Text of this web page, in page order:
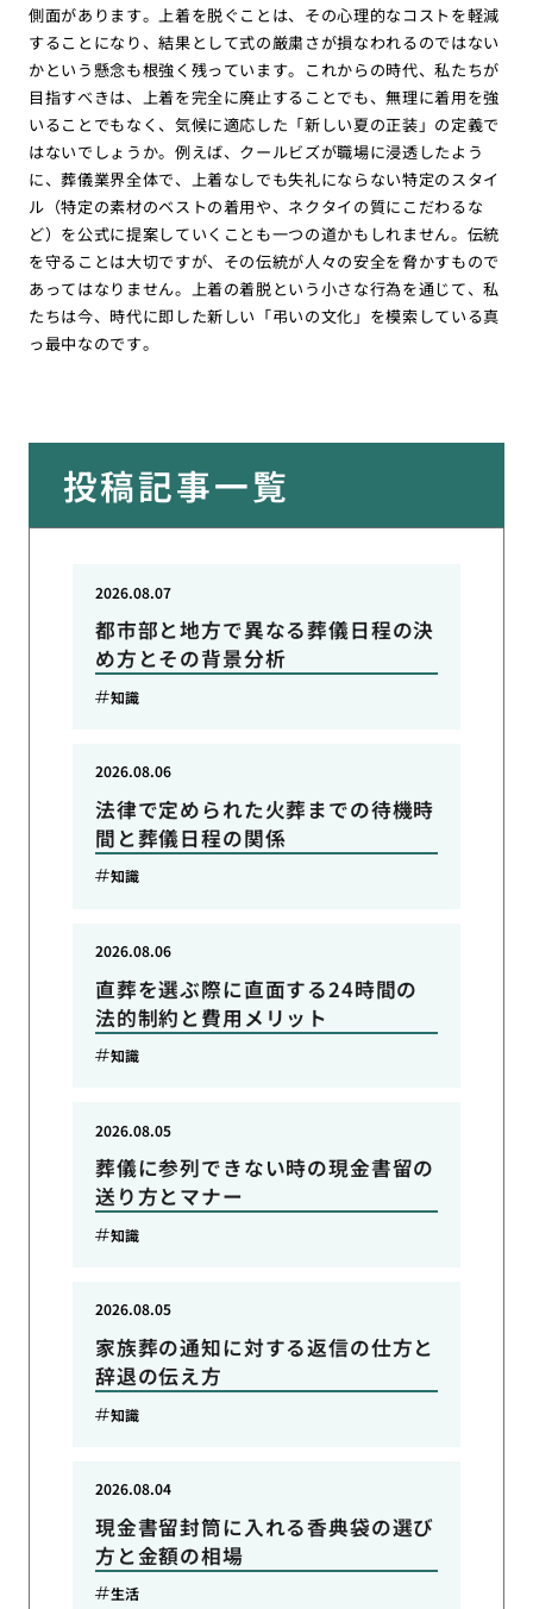
側面があります。上着を脱ぐことは、その心理的なコストを軽減
することになり、結果として式の厳粛さが損なわれるのではない
かという懸念も根強く残っています。これからの時代、私たちが
目指すべきは、上着を完全に廃止することでも、無理に着用を強
いることでもなく、気候に適応した「新しい夏の正装」の定義で
はないでしょうか。例えば、クールビズが職場に浸透したよう
に、葬儀業界全体で、上着なしでも失礼にならない特定のスタイ
ル（特定の素材のベストの着用や、ネクタイの質にこだわるな
ど）を公式に提案していくことも一つの道かもしれません。伝統
を守ることは大切ですが、その伝統が人々の安全を脅かすもので
あってはなりません。上着の着脱という小さな行為を通じて、私
たちは今、時代に即した新しい「弔いの文化」を模索している真
っ最中なのです。
投稿記事一覧
都市部と地方で異なる葬儀日程の決
め方とその背景分析
2026.08.07
知識
法律で定められた火葬までの待機時
間と葬儀日程の関係
2026.08.06
知識
直葬を選ぶ際に直面する24時間の
法的制約と費用メリット
2026.08.06
知識
葬儀に参列できない時の現金書留の
送り方とマナー
2026.08.05
知識
家族葬の通知に対する返信の仕方と
辞退の伝え方
2026.08.05
知識
現金書留封筒に入れる香典袋の選び
方と金額の相場
2026.08.04
生活